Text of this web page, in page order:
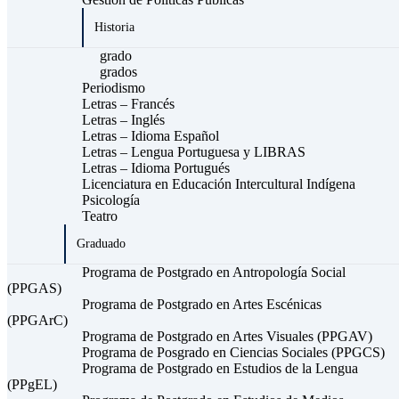
Historia
grado
grados
Periodismo
Letras – Francés
Letras – Inglés
Letras – Idioma Español
Letras – Lengua Portuguesa y LIBRAS
Letras – Idioma Portugués
Licenciatura en Educación Intercultural Indígena
Psicología
Teatro
Graduado
Programa de Postgrado en Antropología Social
(PPGAS)
Programa de Postgrado en Artes Escénicas
(PPGArC)
Programa de Postgrado en Artes Visuales (PPGAV)
Programa de Posgrado en Ciencias Sociales (PPGCS)
Programa de Postgrado en Estudios de la Lengua
(PPgEL)